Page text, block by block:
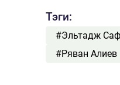
Тэги:
#Эльтадж
#Ряван Алиев